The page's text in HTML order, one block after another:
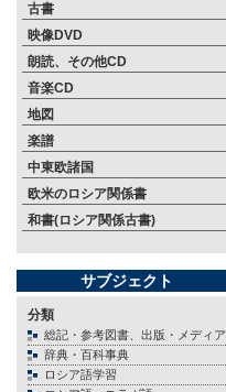
古書
映像DVD
朗読、その他CD
音楽CD
地図
楽譜
中東欧諸国
欧米のロシア関係書
和書(ロシア関係古書)
サブジェクト
分類
総記・参考図書、出版・メディア
辞典・百科事典
ロシア語学習